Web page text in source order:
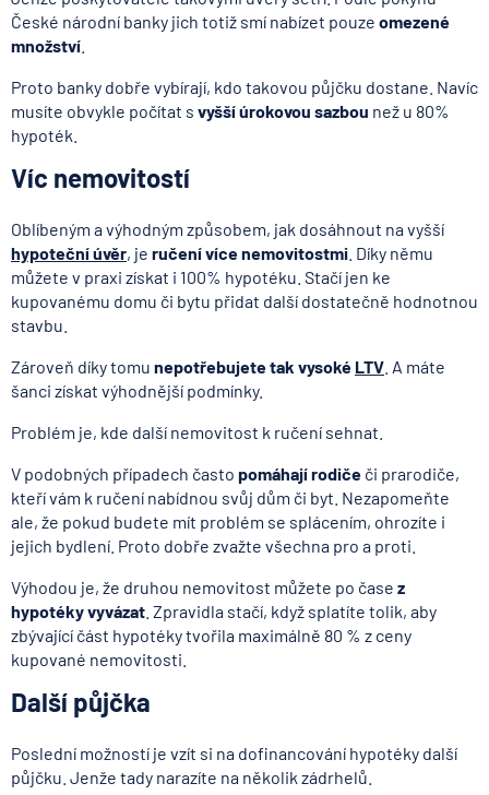
České národní banky jich totiž smí nabízet pouze omezené
množství
Proto banky dobře vybírají, kdo takovou půjčku dostane. Navíc
musíte obvykle počítat s vyšší úrokovou sazbou než u 80%
hypoték.
Víc nemovitostí
Oblíbeným a výhodným způsobem, jak dosáhnout na vyšší
hypoteční úvěr, je ručení více nemovitostmi . Díky němu
můžete v praxi získat i 100% hypotéku. Stačí jen ke
kupovanému domu či bytu přidat další dostatečně hodnotnou
stavbu.
Zároveň díky tomu nepotřebujete tak vysoké LTV . A máte
šanci získat výhodnější podmínky.
Problém je, kde další nemovitost k ručení sehnat.
V podobných případech často pomáhají rodiče či prarodiče,
kteří vám k ručení nabídnou svůj dům či byt. Nezapomeňte
ale, že pokud budete mít problém se splácením, ohrozíte i
jejich bydlení. Proto dobře zvažte všechna pro a proti.
Výhodou je, že druhou nemovitost můžete po čase z
hypotéky vyvázat . Zpravidla stačí, když splatíte tolik, aby
zbývající část hypotéky tvořila maximálně 80 % z ceny
kupované nemovitosti.
Další půjčka
Poslední možností je vzít si na dofinancování hypotéky další
půjčku. Jenže tady narazíte na několik zádrhelů.